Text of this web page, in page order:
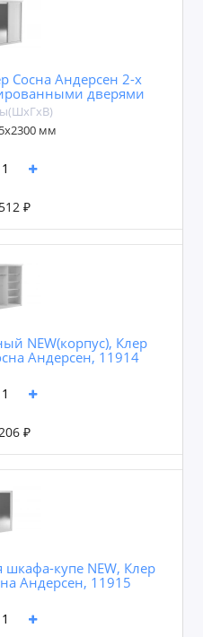
Сосна Андерсен 2-х
дверями
мм
₽
NEW(корпус), Клер
Андерсен, 11914
₽
шкафа-купе NEW, Клер
Андерсен, 11915